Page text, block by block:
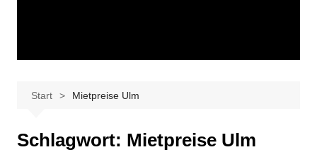
Start Mietpreise Ulm
Schlagwort: Mietpreise Ulm